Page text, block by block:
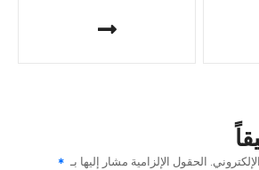
الحقول الإلزامية مشار إليها بـ